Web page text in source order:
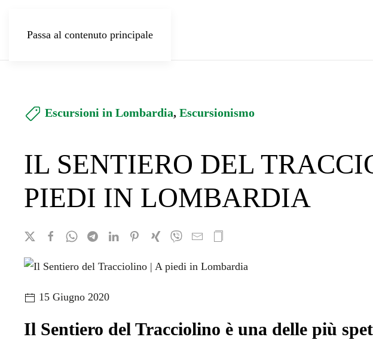
Passa al contenuto principale
Escursioni in Lombardia, Escursionismo
IL SENTIERO DEL
PIEDI IN LOMBARDIA
15 Giugno 2020
Il Sentiero del Tracciolino è una delle più